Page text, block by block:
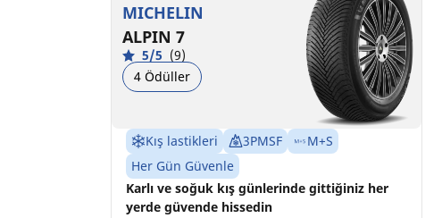
MICHELIN
ALPIN 7
5/5 (9)
4 Ödüller
Kış lastikleri 3PMSF
M+S
Her Gün Güvenle
Karlı ve soğuk kış günlerinde gittiğiniz her
yerde güvende hissedin